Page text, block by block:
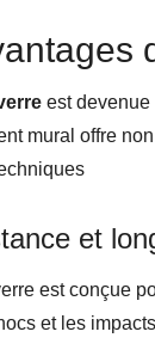
est
mural offre
et
est conçue
et les